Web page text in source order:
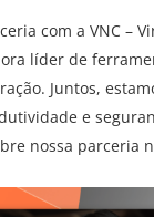
com a VNC –
líder de
Juntos,
e
nossa parceria